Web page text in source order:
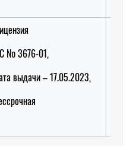
№ 3676-01,
выдачи – 17.05.2023,